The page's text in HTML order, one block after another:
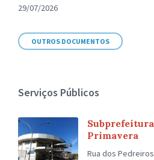
29/07/2026
OUTROS DOCUMENTOS
Serviços Públicos
Primavera
Rua dos